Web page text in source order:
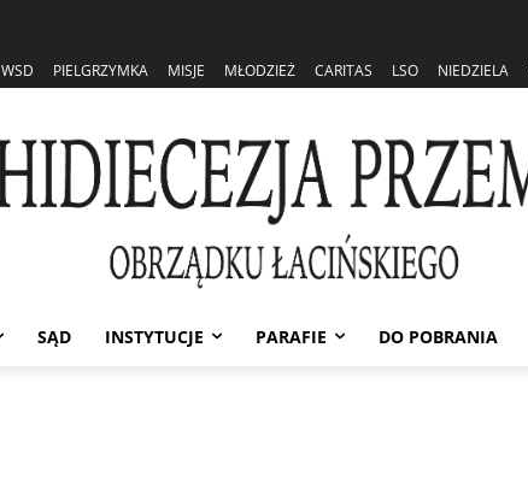
WSD PIELGRZYMKA MISJE MŁODZIEŻ CARITAS LSO NIEDZIELA
SĄD INSTYTUCJE PARAFIE DO POBRANIA